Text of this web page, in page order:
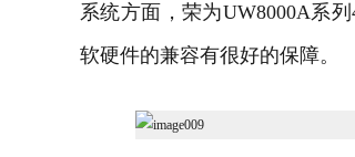
系统方面，荣为UW8000A系
软硬件的兼容有很好的保障。